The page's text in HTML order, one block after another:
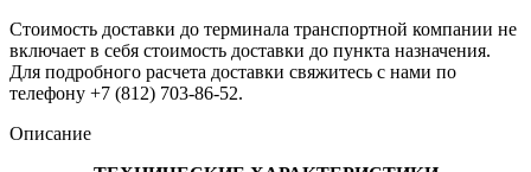
Стоимость доставки до терминала транспортной компании не
включает в себя стоимость доставки до пункта назначения.
Для подробного расчета доставки свяжитесь с нами по
телефону +7 (812) 703-86-52.
Описание